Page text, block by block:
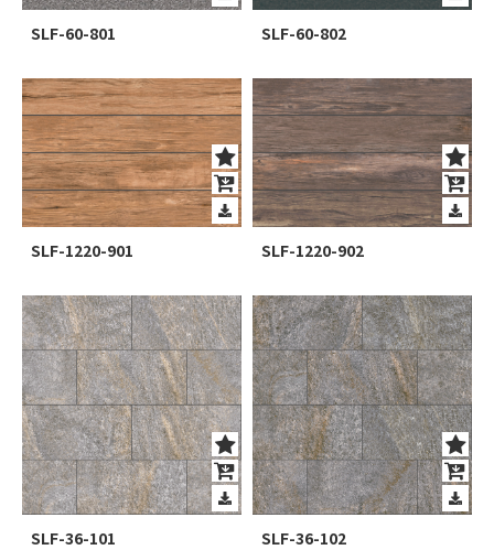
SLF-60-801 SLF-60-802
SLF-1220-901 SLF-1220-902
SLF-36-101 SLF-36-102